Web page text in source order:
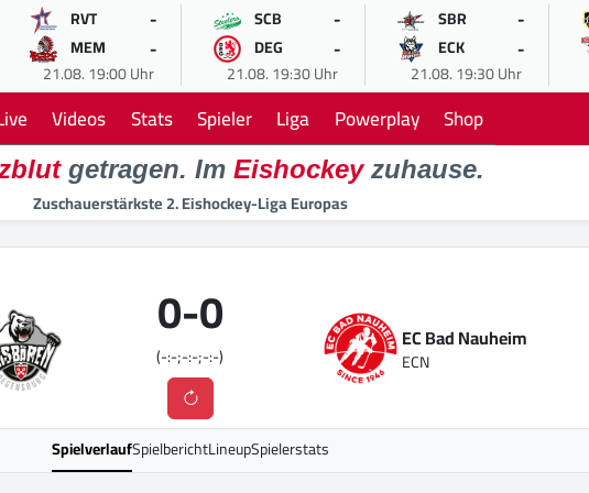
RVT -
MEM -
21.08. 19:00 Uhr
SCB -
DEG -
21.08. 19:30 Uhr
SBR -
ECK -
21.08. 19:30 Uhr
Videos Stats Spieler Liga Powerplay Shop
getragen. Im Eishockeyzuhause.
Zuschauerstärkste 2. Eishockey-Liga Europas
0-0
(-:-;-:-;-:-)
EC Bad Nauheim
ECN
SpielverlaufSpielberichtLineupSpielerstats